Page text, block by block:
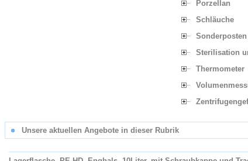
Porzellan
Schläuche
Sonderposten
Sterilisation
Thermometer
Unsere aktuellen Angebote in dieser Rubrik